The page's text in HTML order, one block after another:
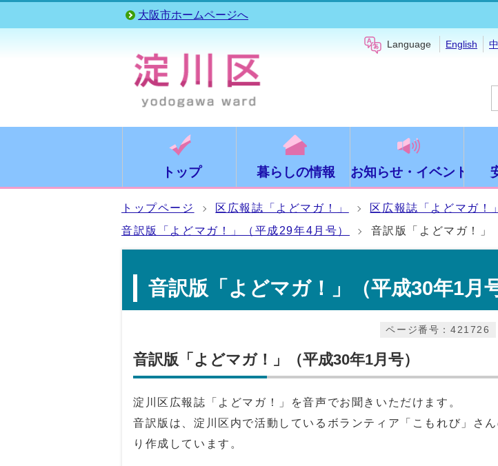
大阪市ホームページへ
Language English
トップ 暮らしの情報 お知らせ・イベント
トップページ 区広報誌「よどマガ！」
区広報誌「よどマガ！
音訳版「よどマガ！」（平成29年4月号）
音訳版「よどマガ！」
音訳版「よどマガ！」（平成30年1月号
ページ番号：421726
音訳版「よどマガ！」（平成30年1月号）
淀川区広報誌「よどマガ！」を音声でお聞きいただけます。
音訳版は、淀川区内で活動しているボランティア「こもれび」さ
り作成しています。